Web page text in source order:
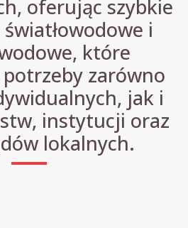
oferując szybkie
światłowodowe i
które
zarówno
jak i
instytucji oraz
lokalnych.